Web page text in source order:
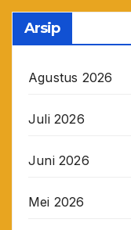
Arsip
Agustus 2026
Juli 2026
Juni 2026
Mei 2026